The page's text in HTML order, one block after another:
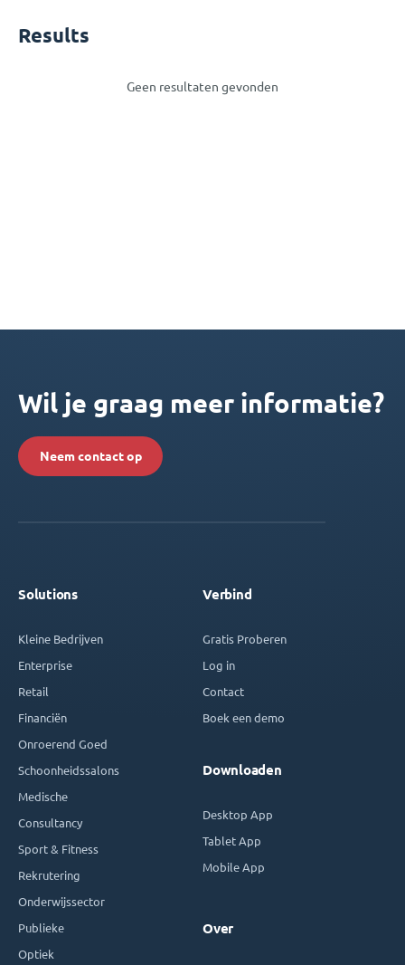
Results
Geen resultaten gevonden
Wil je graag meer informatie?
Neem contact op
Solutions
Kleine Bedrijven
Enterprise
Retail
Financiën
Onroerend Goed
Schoonheidssalons
Medische
Consultancy
Sport & Fitness
Rekrutering
Onderwijssector
Publieke
Optiek
Verbind
Gratis Proberen
Log in
Contact
Boek een demo
Downloaden
Desktop App
Tablet App
Mobile App
Over